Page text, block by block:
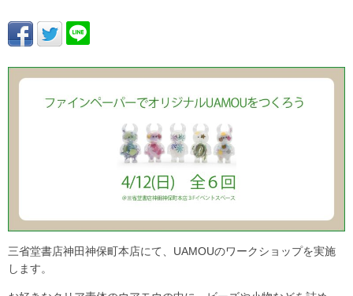
三省堂書店神田神保町本店にて、UAMOUのワークショップを実施
します。